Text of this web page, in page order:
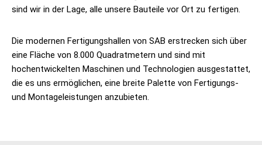
sind wir in der Lage, alle unsere Bauteile vor Ort zu fertigen.
Die modernen Fertigungshallen von SAB erstrecken sich über
eine Fläche von 8.000 Quadratmetern und sind mit
hochentwickelten Maschinen und Technologien ausgestattet,
die es uns ermöglichen, eine breite Palette von Fertigungs-
und Montageleistungen anzubieten.